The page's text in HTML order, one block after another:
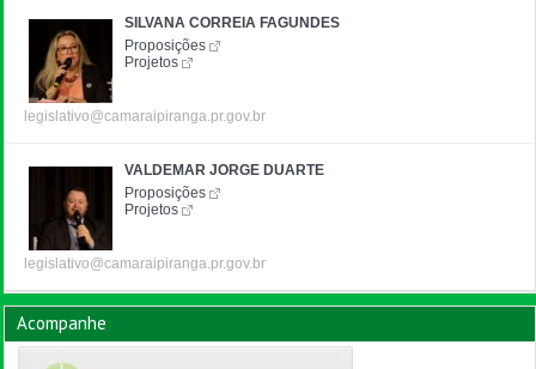
SILVANA CORREIA FAGUNDES
Proposições
Projetos
legislativo@camaraipiranga.pr.gov.br
VALDEMAR JORGE DUARTE
Proposições
Projetos
legislativo@camaraipiranga.pr.gov.br
Acompanhe